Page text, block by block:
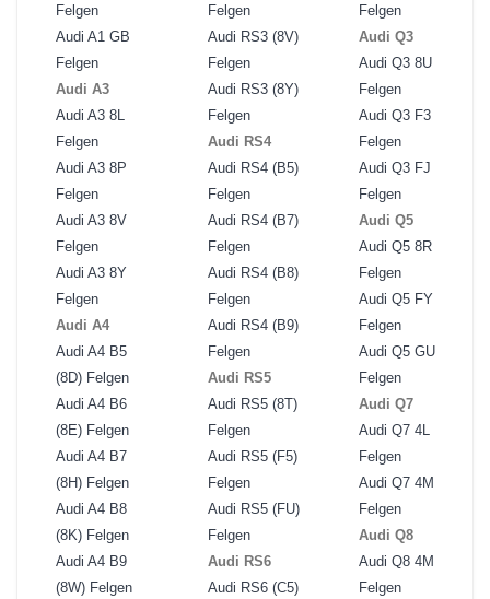
Felgen
Audi A1 GB
Felgen
Audi A3
Audi A3 8L
Felgen
Audi A3 8P
Felgen
Audi A3 8V
Felgen
Audi A3 8Y
Felgen
Audi A4
Audi A4 B5
(8D) Felgen
Audi A4 B6
(8E) Felgen
Audi A4 B7
(8H) Felgen
Audi A4 B8
(8K) Felgen
Audi A4 B9
(8W) Felgen
Felgen
Audi RS3 (8V)
Felgen
Audi RS3 (8Y)
Felgen
Audi RS4
Audi RS4 (B5)
Felgen
Audi RS4 (B7)
Felgen
Audi RS4 (B8)
Felgen
Audi RS4 (B9)
Felgen
Audi RS5
Audi RS5 (8T)
Felgen
Audi RS5 (F5)
Felgen
Audi RS5 (FU)
Felgen
Audi RS6
Audi RS6 (C5)
Felgen
Audi Q3
Audi Q3 8U
Felgen
Audi Q3 F3
Felgen
Audi Q3 FJ
Felgen
Audi Q5
Audi Q5 8R
Felgen
Audi Q5 FY
Felgen
Audi Q5 GU
Felgen
Audi Q7
Audi Q7 4L
Felgen
Audi Q7 4M
Felgen
Audi Q8
Audi Q8 4M
Felgen